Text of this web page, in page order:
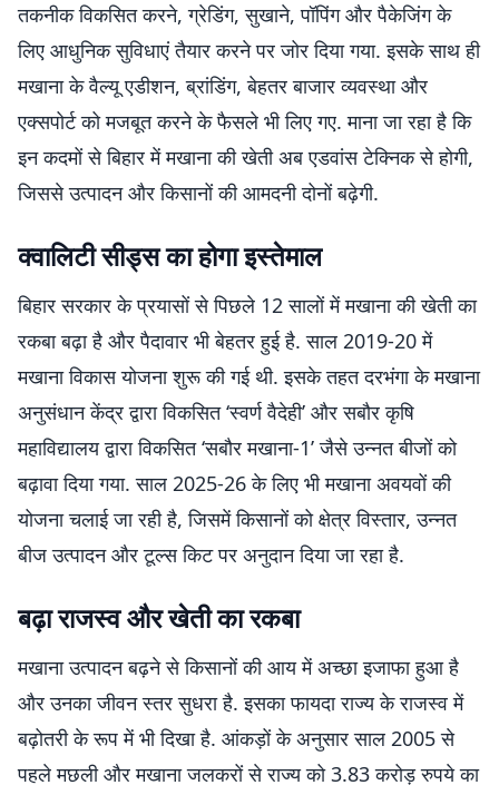
तकनीक विकसित करने, ग्रेडिंग, सुखाने, पॉपिंग और पैकेजिंग के
लिए आधुनिक सुविधाएं तैयार करने पर जोर दिया गया. इसके साथ ही
मखाना के वैल्यू एडीशन, ब्रांडिंग, बेहतर बाजार व्यवस्था और
एक्सपोर्ट को मजबूत करने के फैसले भी लिए गए. माना जा रहा है कि
इन कदमों से बिहार में मखाना की खेती अब एडवांस टेक्निक से होगी,
जिससे उत्पादन और किसानों की आमदनी दोनों बढ़ेगी.
क्वालिटी सीड्स का होगा इस्तेमाल
बिहार सरकार के प्रयासों से पिछले 12 सालों में मखाना की खेती का
रकबा बढ़ा है और पैदावार भी बेहतर हुई है. साल 2019-20 में
मखाना विकास योजना शुरू की गई थी. इसके तहत दरभंगा के मखाना
अनुसंधान केंद्र द्वारा विकसित ‘स्वर्ण वैदेही’ और सबौर कृषि
महाविद्यालय द्वारा विकसित ‘सबौर मखाना-1’ जैसे उन्नत बीजों को
बढ़ावा दिया गया. साल 2025-26 के लिए भी मखाना अवयवों की
योजना चलाई जा रही है, जिसमें किसानों को क्षेत्र विस्तार, उन्नत
बीज उत्पादन और टूल्स किट पर अनुदान दिया जा रहा है.
बढ़ा राजस्व और खेती का रकबा
मखाना उत्पादन बढ़ने से किसानों की आय में अच्छा इजाफा हुआ है
और उनका जीवन स्तर सुधरा है. इसका फायदा राज्य के राजस्व में
बढ़ोतरी के रूप में भी दिखा है. आंकड़ों के अनुसार साल 2005 से
पहले मछली और मखाना जलकरों से राज्य को 3.83 करोड़ रुपये का